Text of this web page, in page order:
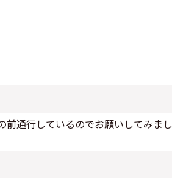
通行しているのでお願いしてみまし